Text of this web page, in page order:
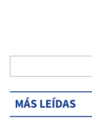
MÁS LEÍDAS